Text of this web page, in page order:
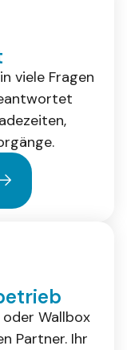
viele Fragen
Wallbox
Partner. Ihr